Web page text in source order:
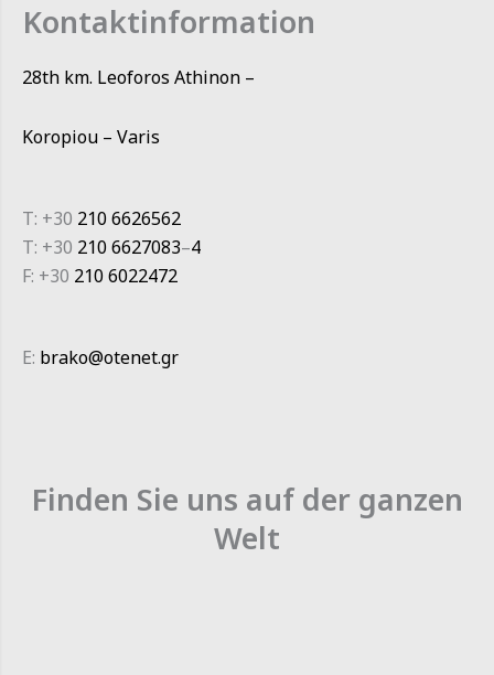
Kontaktinformation
28th km. Leoforos Athinon –
Koropiou – Varis
T: +30 210 6626562
T: +30 210 6627083–4
F: +30 210 6022472
E: brako@otenet.gr
Finden Sie uns auf der ganzen
Welt